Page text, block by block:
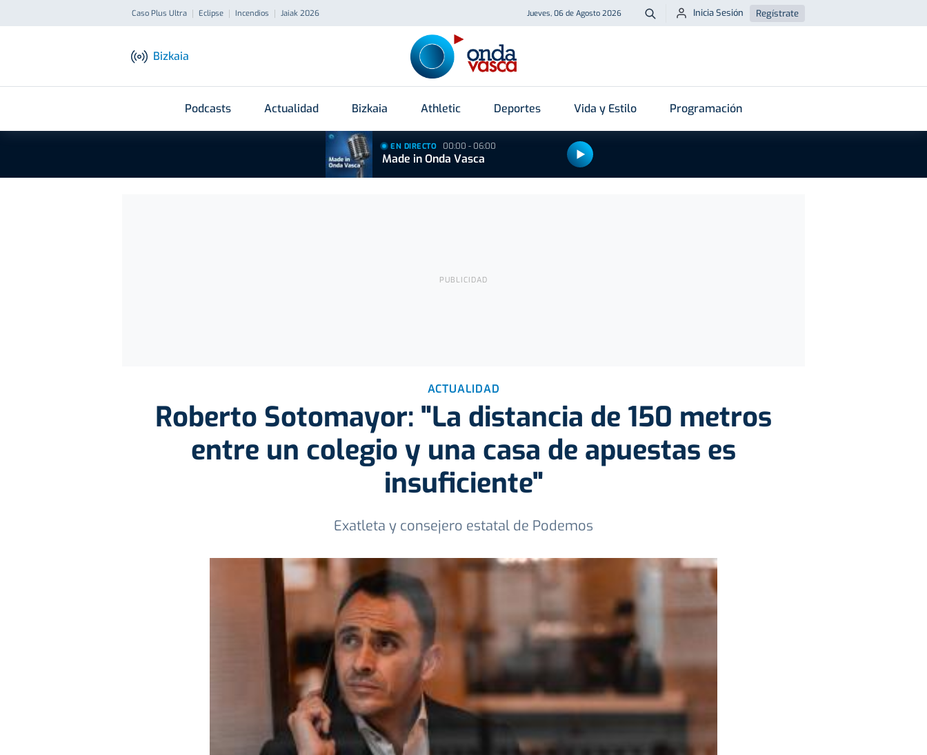
Caso Plus Ultra Eclipse Incendios Jaiak 2026 Jueves, 06 de Agosto 2026 Buscar
Inicia Sesión Regístrate
Bizkaia
Podcasts Actualidad Bizkaia Athletic Deportes Vida y Estilo Programación
EN DIRECTO 00:00 - 06:00
Made in Onda Vasca
ACTUALIDAD
Roberto Sotomayor: "La distancia de 150 metros
entre un colegio y una casa de apuestas es
insuficiente"
Exatleta y consejero estatal de Podemos